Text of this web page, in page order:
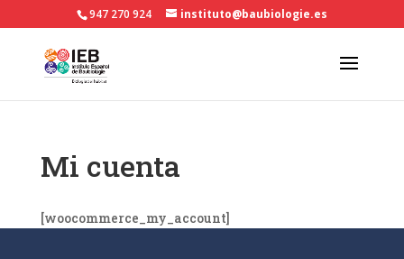
947 270 924 instituto@baubiologie.es
Mi cuenta
[woocommerce_my_account]